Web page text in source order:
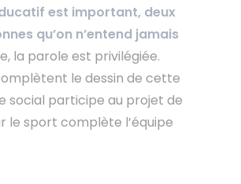
est important, deux
qu’on n’entend jamais
la parole est privilégiée.
le dessin de cette
social participe au projet de
le sport complète l’équipe